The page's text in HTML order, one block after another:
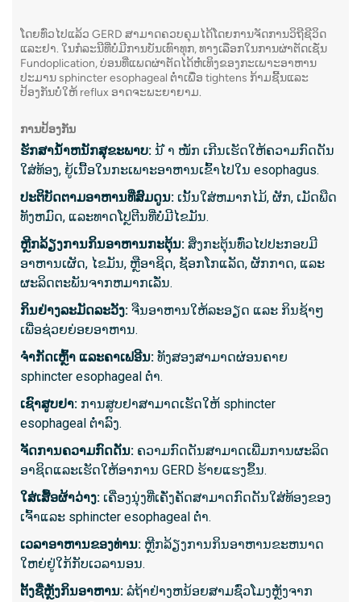
3. MRI
- ຮູບພາ
- ຄວາ
- ໂດຍ
ໂດຍທົ່ວໄປແລ້ວ GERD ສາມາດຄວບຄຸມໄດ້ໂດຍການຈັດການວິຖີຊີວິດ
ແລະຢາ. ໃນກໍລະນີທີ່ບໍ່ມີການບັນເທົາທຸກ, ທາງເລືອກໃນການຜ່າຕັດເຊັ່ນ
Fundoplication, ບ່ອນທີ່ແພດຜ່າຕັດໄດ້ຫໍ່ເທິງຂອງກະເພາະອາຫານ
ປະມານ sphincter esophageal ຕ່ໍາເພື່ອ tightens ກ້າມຊີ້ນແລະ
ປ້ອງກັນບໍ່ໃຫ້ reflux ອາດຈະພະຍາຍາມ.
ການປ້ອງກັນ
ຮັກສານ້ໍາຫນັກສຸຂະພາບ: ນ້ ຳ ໜັກ ເກີນເຮັດໃຫ້ຄວາມກົດດັນ
ໃສ່ທ້ອງ, ຍູ້ເນື້ອໃນກະເພາະອາຫານເຂົ້າໄປໃນ esophagus.
ປະຕິບັດຕາມອາຫານທີ່ສົມດູນ: ເນັ້ນໃສ່ຫມາກໄມ້, ຜັກ, ເມັດພືດ
ທັງຫມົດ, ແລະທາດໂປຼຕີນທີ່ບໍ່ມີໄຂມັນ.
ຫຼີກ​ລ້ຽງ​ການ​ກິນ​ອາ​ຫານ​ກະ​ຕຸ້ນ​: ສິ່ງກະຕຸ້ນທົ່ວໄປປະກອບມີ
ອາຫານເຜັດ, ໄຂມັນ, ຫຼືອາຊິດ, ຊັອກໂກແລັດ, ຜັກກາດ, ແລະ
ຜະລິດຕະພັນຈາກຫມາກເລັ່ນ.
ກິນ​ຢ່າງ​ລະ​ມັດ​ລະ​ວັງ: ຈືນອາຫານໃຫ້ລະອຽດ ແລະ ກິນຊ້າໆ
ເພື່ອຊ່ວຍຍ່ອຍອາຫານ.
ຈຳກັດເຫຼົ້າ ແລະຄາເຟອີນ: ທັງສອງສາມາດຜ່ອນຄາຍ
sphincter esophageal ຕ່ໍາ.
ເຊົາ​ສູບ​ຢາ: ການສູບຢາສາມາດເຮັດໃຫ້ sphincter
esophageal ຕ່ໍາລົງ.
ຈັດການຄວາມກົດດັນ: ຄວາມກົດດັນສາມາດເພີ່ມການຜະລິດ
ອາຊິດແລະເຮັດໃຫ້ອາການ GERD ຮ້າຍແຮງຂຶ້ນ.
ໃສ່​ເສື້ອ​ຜ້າ​ວ່າງ: ເຄື່ອງນຸ່ງທີ່ເຄັ່ງຄັດສາມາດກົດດັນໃສ່ທ້ອງຂອງ
ເຈົ້າແລະ sphincter esophageal ຕ່ໍາ.
ເວລາອາຫານຂອງທ່ານ: ຫຼີກລ້ຽງການກິນອາຫານຂະຫນາດ
ໃຫຍ່ຢູ່ໃກ້ກັບເວລານອນ.
ຕັ້ງຊື່ຫຼັງກິນອາຫານ: ລໍຖ້າຢ່າງຫນ້ອຍສາມຊົ່ວໂມງຫຼັງຈາກ